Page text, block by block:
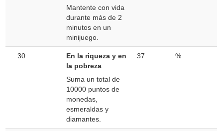
Mantente con vida
durante más de 2
minutos en un
minijuego.
30
En la riqueza y en
la pobreza
Suma un total de
10000 puntos de
monedas,
esmeraldas y
diamantes.
37 %